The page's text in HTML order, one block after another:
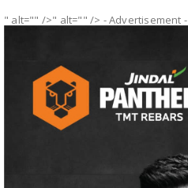
" alt="" />" alt="" /> - Advertisement -